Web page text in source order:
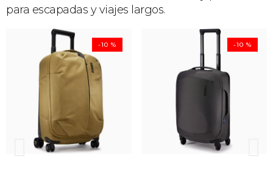
para escapadas y viajes largos.
-10 % -10 %